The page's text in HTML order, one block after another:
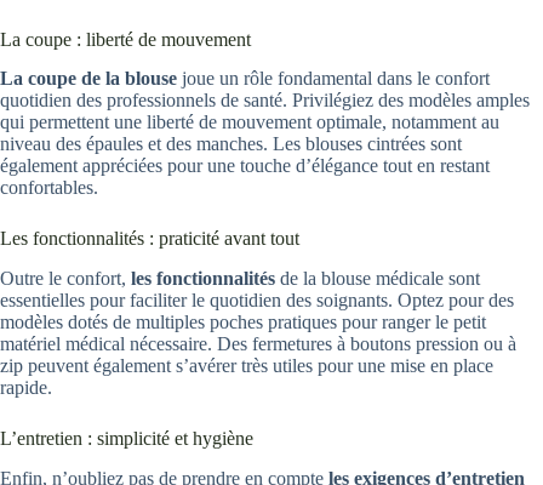
La coupe : liberté de mouvement
La coupe de la blouse joue un rôle fondamental dans le confort
quotidien des professionnels de santé. Privilégiez des modèles amples
qui permettent une liberté de mouvement optimale, notamment au
niveau des épaules et des manches. Les blouses cintrées sont
également appréciées pour une touche d’élégance tout en restant
confortables.
Les fonctionnalités : praticité avant tout
Outre le confort, les fonctionnalités de la blouse médicale sont
essentielles pour faciliter le quotidien des soignants. Optez pour des
modèles dotés de multiples poches pratiques pour ranger le petit
matériel médical nécessaire. Des fermetures à boutons pression ou à
zip peuvent également s’avérer très utiles pour une mise en place
rapide.
L’entretien : simplicité et hygiène
Enfin, n’oubliez pas de prendre en compte les exigences d’entretien